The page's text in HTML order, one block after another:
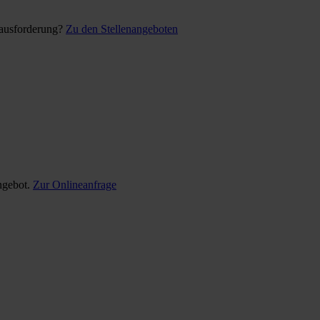
Zu den Stellenangeboten
Zur Onlineanfrage